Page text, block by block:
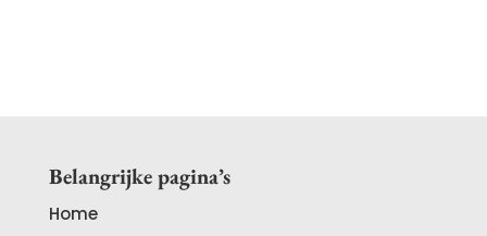
Belangrijke pagina’s
Home